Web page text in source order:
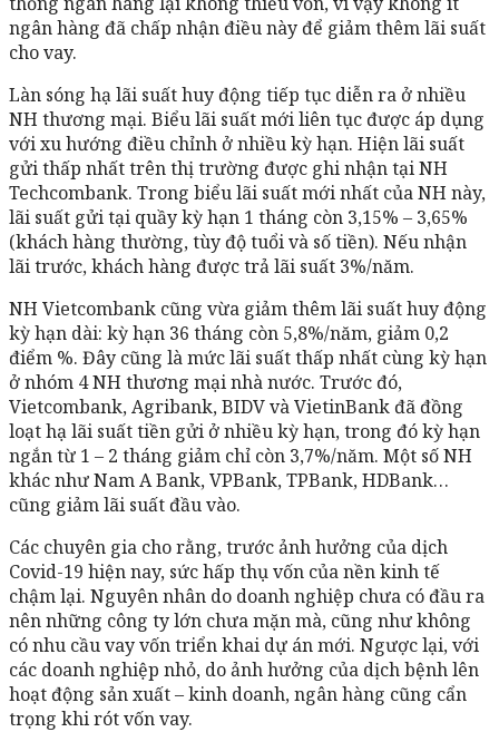
ngân hàng đã chấp nhận điều này để giảm thêm lãi suất
cho vay.
Làn sóng hạ lãi suất huy động tiếp tục diễn ra ở nhiều
NH thương mại. Biểu lãi suất mới liên tục được áp dụng
với xu hướng điều chỉnh ở nhiều kỳ hạn. Hiện lãi suất
gửi thấp nhất trên thị trường được ghi nhận tại NH
Techcombank. Trong biểu lãi suất mới nhất của NH này,
lãi suất gửi tại quầy kỳ hạn 1 tháng còn 3,15% – 3,65%
(khách hàng thường, tùy độ tuổi và số tiền). Nếu nhận
lãi trước, khách hàng được trả lãi suất 3%/năm.
NH Vietcombank cũng vừa giảm thêm lãi suất huy động
kỳ hạn dài: kỳ hạn 36 tháng còn 5,8%/năm, giảm 0,2
điểm %. Đây cũng là mức lãi suất thấp nhất cùng kỳ hạn
ở nhóm 4 NH thương mại nhà nước. Trước đó,
Vietcombank, Agribank, BIDV và VietinBank đã đồng
loạt hạ lãi suất tiền gửi ở nhiều kỳ hạn, trong đó kỳ hạn
ngắn từ 1 – 2 tháng giảm chỉ còn 3,7%/năm. Một số NH
khác như Nam A Bank, VPBank, TPBank, HDBank…
cũng giảm lãi suất đầu vào.
Các chuyên gia cho rằng, trước ảnh hưởng của dịch
Covid-19 hiện nay, sức hấp thụ vốn của nền kinh tế
chậm lại. Nguyên nhân do doanh nghiệp chưa có đầu ra
nên những công ty lớn chưa mặn mà, cũng như không
có nhu cầu vay vốn triển khai dự án mới. Ngược lại, với
các doanh nghiệp nhỏ, do ảnh hưởng của dịch bệnh lên
hoạt động sản xuất – kinh doanh, ngân hàng cũng cẩn
trọng khi rót vốn vay.